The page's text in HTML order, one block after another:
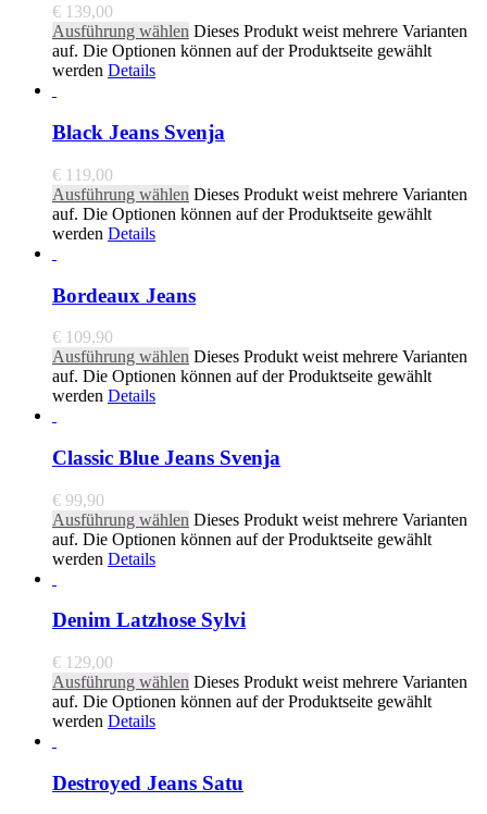
€ 139,00
Ausführung wählen Dieses Produkt weist mehrere Varianten
auf. Die Optionen können auf der Produktseite gewählt
werden Details
Black Jeans Svenja
€ 119,00
Ausführung wählen Dieses Produkt weist mehrere Varianten
auf. Die Optionen können auf der Produktseite gewählt
werden Details
Bordeaux Jeans
€ 109,90
Ausführung wählen Dieses Produkt weist mehrere Varianten
auf. Die Optionen können auf der Produktseite gewählt
werden Details
Classic Blue Jeans Svenja
€ 99,90
Ausführung wählen Dieses Produkt weist mehrere Varianten
auf. Die Optionen können auf der Produktseite gewählt
werden Details
Denim Latzhose Sylvi
€ 129,00
Ausführung wählen Dieses Produkt weist mehrere Varianten
auf. Die Optionen können auf der Produktseite gewählt
werden Details
Destroyed Jeans Satu